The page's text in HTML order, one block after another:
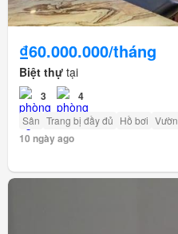
₫60.000.000/tháng
Biệt thự tại
3 4
Sân Trang bị đầy đủ Hồ bơi Vườn
10 ngày ago